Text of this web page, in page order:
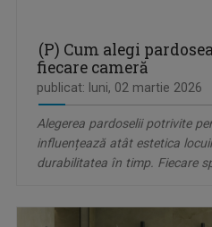
(P) Cum alegi
fiecare cameră
publicat: luni, 02 martie 2026
Alegerea pardoselii potrivite
influențează atât estetica
durabilitatea în timp. Fiecare